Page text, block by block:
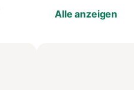
Alle anzeigen